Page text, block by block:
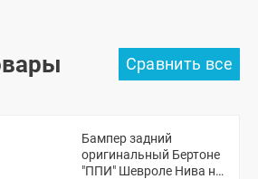
Бампер задний
оригинальный Бертоне
"ППИ" Шевроле Нива н/